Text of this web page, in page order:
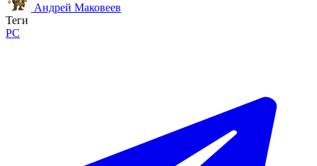
Андрей Маковеев
Теги
PC